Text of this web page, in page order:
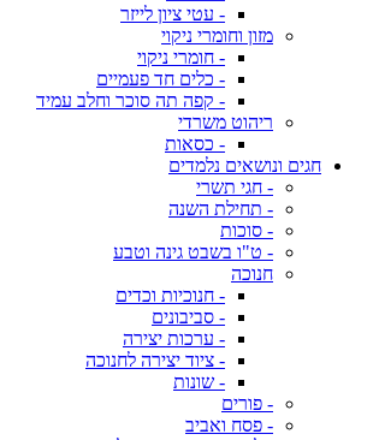
- עטי ציון לייזר
מזון וחומרי ניקוי
- חומרי ניקוי
- כלים חד פעמיים
- קפה תה סוכר וחלב עמיד
ריהוט משרדי
- כסאות
חגים ונושאים נלמדים
- חגי תשרי
- תחילת השנה
- סוכות
- ט"ו בשבט גינה וטבע
חנוכה
- חנוכיות וכדים
- סביבונים
- ערכות יצירה
- ציוד יצירה לחנוכה
- שונות
- פורים
- פסח ואביב